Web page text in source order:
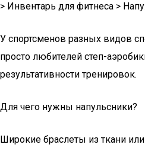
> Инвентарь для фитнеса >
У спортсменов разных видов
просто любителей степ-
результативности тренировок.
Для чего нужны напульсники?
Широкие браслеты из ткани